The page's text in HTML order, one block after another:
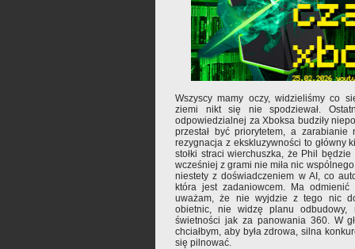
Wszyscy mamy oczy, widzieliśmy co
ziemi nikt się nie spodziewał.
odpowiedzialnej za Xboksa budziły
przestał być priorytetem, a
rezygnacja z ekskluzywności to główny
stołki straci wierchuszka, że Phil
wcześniej z grami nie miła nic
niestety z doświadczeniem w AI, co
która jest zadaniowcem. Ma
uważam, że nie wyjdzie z tego nic
obietnic, nie widzę planu
świetności jak za panowania 360. W
chciałbym, aby była zdrowa, silna
się pilnować.